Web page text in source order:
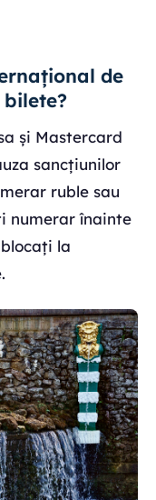
de
și Mastercard
sancțiunilor
ruble sau
numerar înainte
la